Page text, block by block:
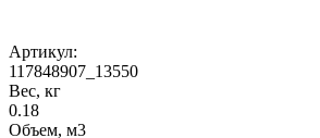
Артикул:
117848907_13550
Вес, кг
0.18
Объем, м3